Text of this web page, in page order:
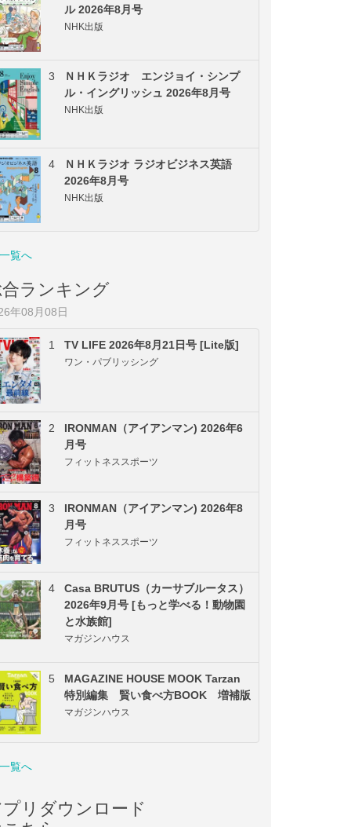
ル 2026年8月号
NHK出版
3
ＮＨＫラジオ エンジョイ・シンプ
ル・イングリッシュ 2026年8月号
NHK出版
4
ＮＨＫラジオ ラジオビジネス英語
2026年8月号
NHK出版
覧へ
ランキング
年08月08日
1 TV LIFE 2026年8月21日号 [Lite版]
ワン・パブリッシング
2
IRONMAN（アイアンマン) 2026年6
月号
フィットネススポーツ
3
IRONMAN（アイアンマン) 2026年8
月号
フィットネススポーツ
4
Casa BRUTUS（カーサブルータス）
2026年9月号 [もっと学べる！動物園
と水族館]
マガジンハウス
5
MAGAZINE HOUSE MOOK Tarzan
特別編集 賢い食べ方BOOK 増補版
マガジンハウス
覧へ
リダウンロード